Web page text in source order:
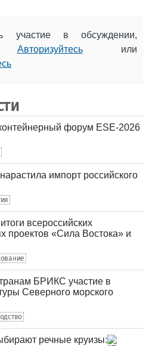
участие в обсуждении,
Авторизуйтесьили
форум ESE-2026
импорт российского
всероссийских
проектов «Сила Востока» и
БРИКС участие в
Северного морского
речные круизы: